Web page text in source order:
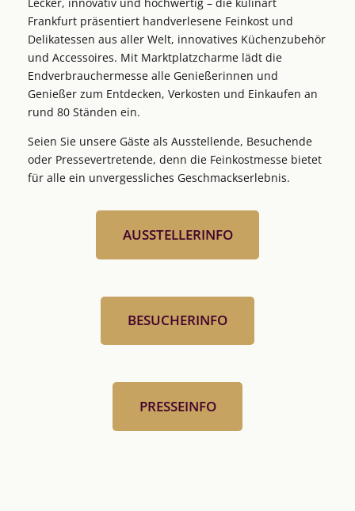
Lecker, innovativ und hochwertig – die kulinart
Frankfurt präsentiert handverlesene Feinkost und
Delikatessen aus aller Welt, innovatives Küchenzubehör
und Accessoires. Mit Marktplatzcharme lädt die
Endverbrauchermesse alle Genießerinnen und
Genießer zum Entdecken, Verkosten und Einkaufen an
rund 80 Ständen ein.
Seien Sie unsere Gäste als Ausstellende, Besuchende
oder Pressevertretende, denn die Feinkostmesse bietet
für alle ein unvergessliches Geschmackserlebnis.
AUSSTELLERINFO
BESUCHERINFO
PRESSEINFO